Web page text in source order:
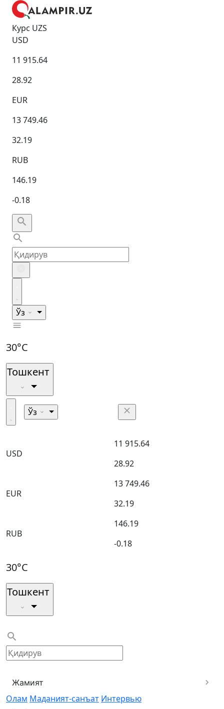
Курс UZS
USD
11 915.64
28.92
EUR
13 749.46
32.19
RUB
146.19
-0.18
Ўз
30°C
Тошкент
Ўз
USD
11 915.64
28.92
EUR
13 749.46
32.19
RUB
146.19
-0.18
30°C
Тошкент
Жамият
Олам Маданият-санъат Интервью